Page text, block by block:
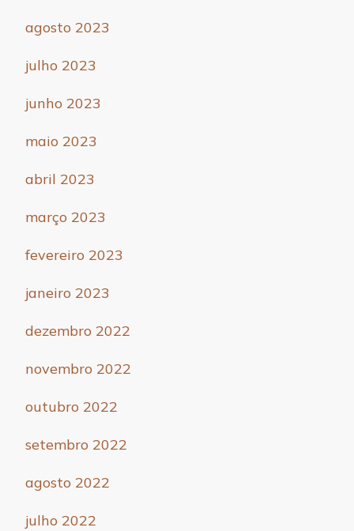
agosto 2023
julho 2023
junho 2023
maio 2023
abril 2023
março 2023
fevereiro 2023
janeiro 2023
dezembro 2022
novembro 2022
outubro 2022
setembro 2022
agosto 2022
julho 2022